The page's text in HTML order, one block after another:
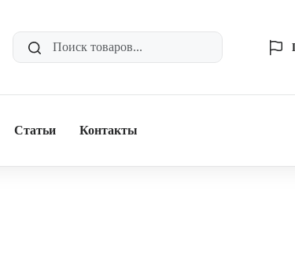
Статьи Контакты